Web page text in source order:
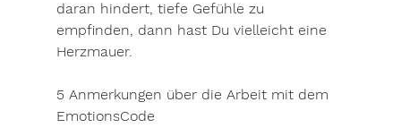
daran hindert, tiefe Gefühle zu
empfinden, dann hast Du vielleicht eine
Herzmauer.
5 Anmerkungen über die Arbeit mit dem
EmotionsCode